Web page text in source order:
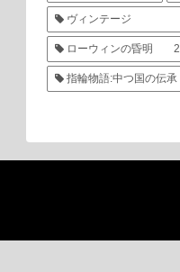
ヴィンテージ
ローウィンの昏明 2
指輪物語:中つ国の伝承